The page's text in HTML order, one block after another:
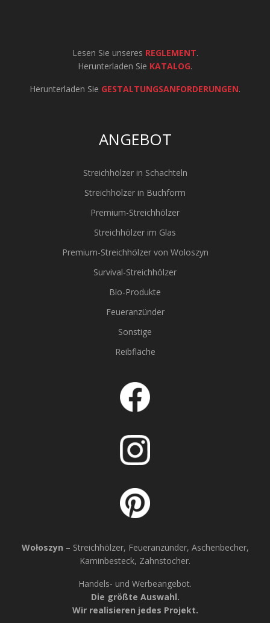
Lesen Sie unseres REGLEMENT.
Herunterladen Sie KATALOG.
Herunterladen Sie GESTALTUNGSANFORDERUNGEN.
ANGEBOT
Streichhölzer in Schachteln
Streichhölzer in Buchform
Premium-Streichhölzer
Streichhölzer im Glas
Premium-Streichhölzer von Woloszyn
Survival-Streichhölzer
Bio-Produkte
Feueranzünder
Sonstige
Reibfläche
Wołoszyn – Streichhölzer, Feueranzünder, Aschenbecher,
Kaminbesteck, Zahnstocher.
Handels- und Werbeangebot.
Die größte Auswahl.
Wir realisieren jedes Projekt.